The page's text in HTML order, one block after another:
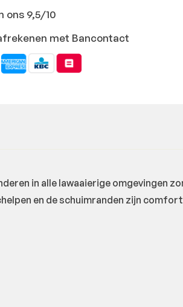
ons 9,5/10
met Bancontact
in alle lawaaierige omgevingen
en de schuimranden zijn